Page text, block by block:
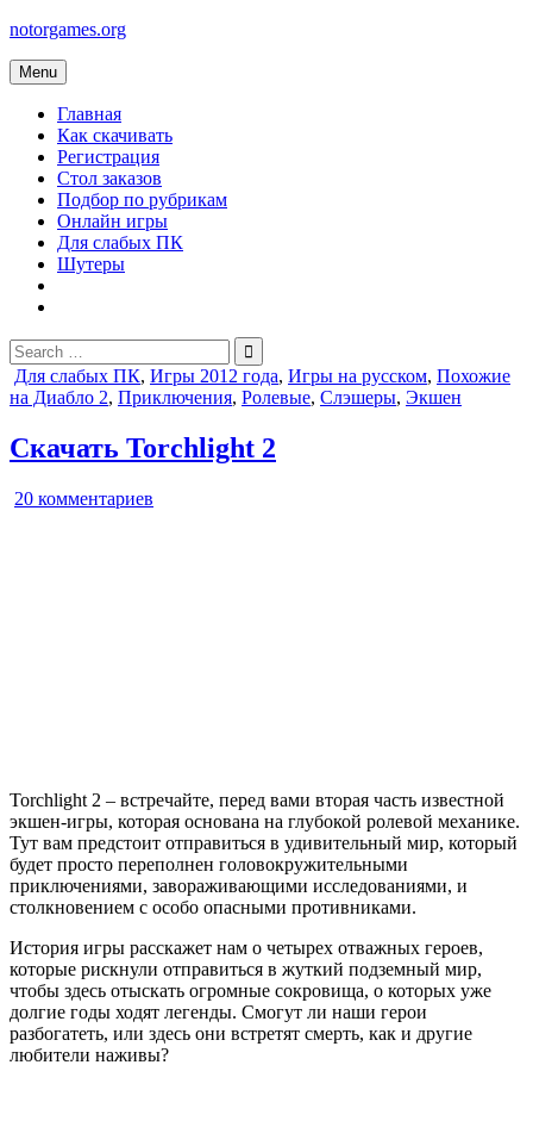
Skip
content
notorgames.org
Menu
Главная
Как скачивать
Регистрация
Стол заказов
Подбор по рубрикам
Онлайн игры
Для слабых ПК
Шутеры
Search
for:
Posted
in
Для слабых ПК, Игры 2012 года, Игры на русском, Похожие
на Диабло 2, Приключения, Ролевые, Слэшеры, Экшен
Скачать Torchlight 2
20 комментариев
Torchlight 2 – встречайте, перед вами вторая часть известной
экшен-игры, которая основана на глубокой ролевой механике.
Тут вам предстоит отправиться в удивительный мир, который
будет просто переполнен головокружительными
приключениями, завораживающими исследованиями, и
столкновением с особо опасными противниками.
История игры расскажет нам о четырех отважных героев,
которые рискнули отправиться в жуткий подземный мир,
чтобы здесь отыскать огромные сокровища, о которых уже
долгие годы ходят легенды. Смогут ли наши герои
разбогатеть, или здесь они встретят смерть, как и другие
любители наживы?